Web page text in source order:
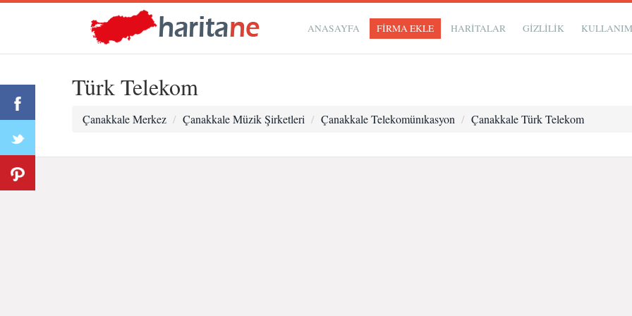
ANASAYFA FİRMA EKLE HARİTALAR GIZLILIK
Türk Telekom
Çanakkale Merkez Çanakkale Müzik Şirketleri Çanakkale Telekomünıkasyon Çanakkale Türk Telekom